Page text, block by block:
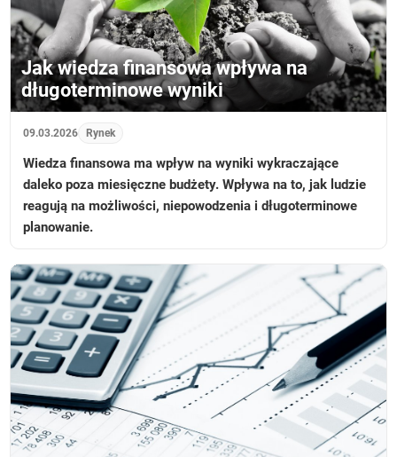
Jak wiedza finansowa wpływa na
długoterminowe wyniki
09.03.2026 Rynek
Wiedza finansowa ma wpływ na wyniki wykraczające
daleko poza miesięczne budżety. Wpływa na to, jak ludzie
reagują na możliwości, niepowodzenia i długoterminowe
planowanie.